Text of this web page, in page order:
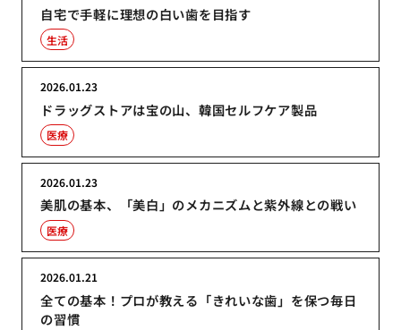
自宅で手軽に理想の白い歯を目指す
生活
ドラッグストアは宝の山、韓国セルフケア製品
2026.01.23
医療
美肌の基本、「美白」のメカニズムと紫外線との戦い
2026.01.23
医療
全ての基本！プロが教える「きれいな歯」を保つ毎日
の習慣
2026.01.21